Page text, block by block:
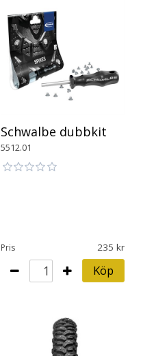
Schwalbe dubbkit
5512.01
Pris 235
Köp